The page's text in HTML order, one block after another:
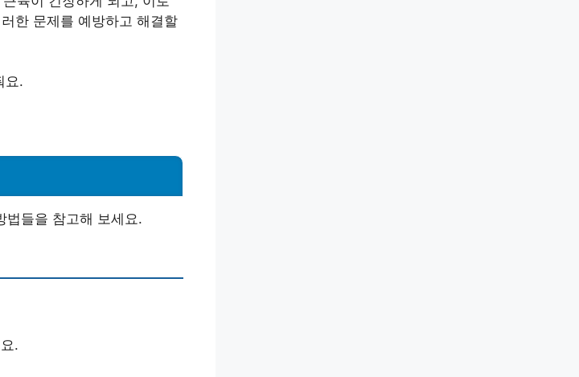
한 문제를 예방하고 해결할
요.
법들을 참고해 보세요.
.